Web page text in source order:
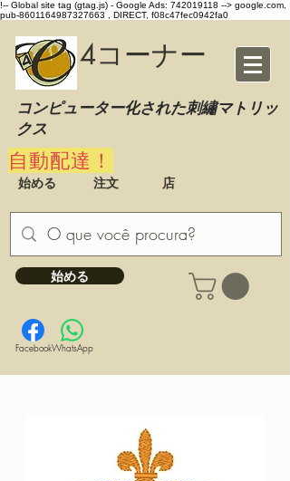
!-- Global site tag (gtag.js) - Google Ads: 742019118 --> google.com,
pub-8601164987327663 , DIRECT, f08c47fec0942fa0
4コーナー
コンピューター化された刺繡マトリッ
クス
自動配達！
始める 注文 店
始める
FacebookWhatsApp